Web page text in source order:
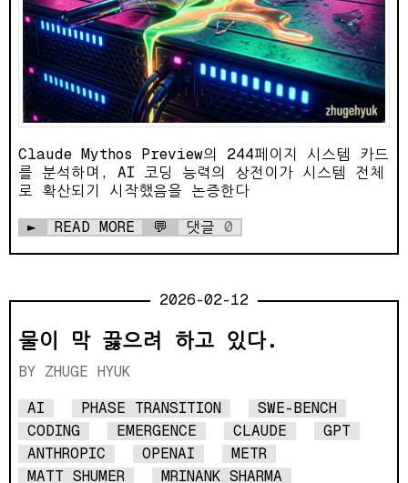
Claude Mythos Preview의 244페이지 시스템 카드
를 분석하며, AI 코딩 능력의 상전이가 시스템 전체
로 확산되기 시작했음을 논증한다
► READ MORE 💬 댓글 0
2026-02-12
물이 막 끓으려 하고 있다.
ZHUGE HYUK
AI PHASE TRANSITION
SWE-BENCH
CODING
EMERGENCE CLAUDE
GPT
ANTHROPIC
OPENAI
METR
MATT SHUMER
MRINANK SHARMA